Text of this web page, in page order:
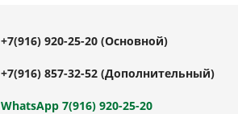
+7(916) 920-25-20 (Основной)
+7(916) 857-32-52 (Дополнительный)
WhatsApp 7(916) 920-25-20